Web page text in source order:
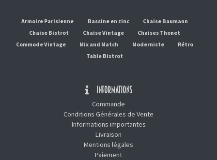
Armoire Parisienne Bassine en zinc
Chaise Baumann
Chaise Bistrot
Chaise Vintage
Chaises Thonet
Commode Vintage
Mix and Match Moderniste
Rétro
Table Bistrot
INFORMATIONS
Commande
Conditions Générales de Vente
Informations importantes
Livraison
Mentions légales
Paiement